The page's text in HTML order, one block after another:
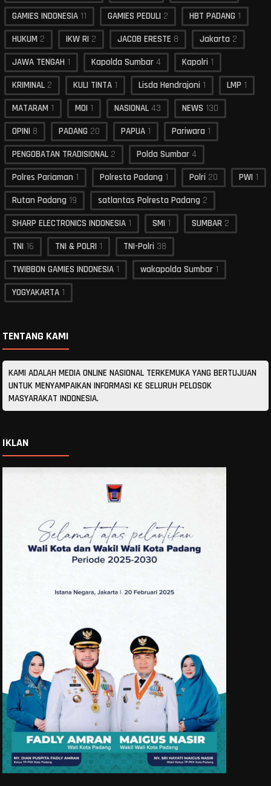
GAMIES INDONESIA 11 GAMIES PEDULI 2 HBT PADANG 1
HUKUM 2 IKW RI 2 JACOB ERESTE 8 Jakarta 2
JAWA TENGAH 1 Kapolda Sumbar 4 Kapolri 1
KRIMINAL 2 KULI TINTA 1 Lisda Hendrajoni 1 LMP 1
MATARAM 1 MOI 1 NASIONAL 43 NEWS 130
OPINI 8 PADANG 20 PAPUA 1 Pariwara 1
PENGOBATAN TRADISIONAL 2 Polda Sumbar 4
Polres Pariaman 1 Polresta Padang 1 Polri 20 PWI 1
Rutan Padang 19 satlantas Polresta Padang 2
SHARP ELECTRONICS INDONESIA 1 SMI 1 SUMBAR 2
TNI 16 TNI & POLRI 1 TNI-Polri 38
TWIBBON GAMIES INDONESIA 1 wakapolda Sumbar 1
YOGYAKARTA 1
TENTANG KAMI
KAMI ADALAH MEDIA ONLINE NASIONAL TERKEMUKA YANG BERTUJUAN
UNTUK MENYAMPAIKAN INFORMASI KE SELURUH PELOSOK
MASYARAKAT INDONESIA.
IKLAN